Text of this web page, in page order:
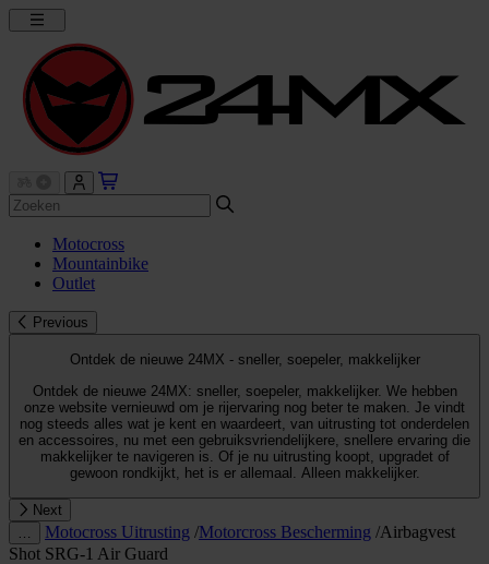
Motocross
Mountainbike
Outlet
Previous
Ontdek de nieuwe 24MX - sneller, soepeler, makkelijker
Ontdek de nieuwe 24MX: sneller, soepeler, makkelijker. We hebben
onze website vernieuwd om je rijervaring nog beter te maken. Je vindt
nog steeds alles wat je kent en waardeert, van uitrusting tot onderdelen
en accessoires, nu met een gebruiksvriendelijkere, snellere ervaring die
makkelijker te navigeren is. Of je nu uitrusting koopt, upgradet of
gewoon rondkijkt, het is er allemaal. Alleen makkelijker.
Next
Motocross Uitrusting /Motorcross Bescherming /Airbagvest
Shot SRG-1 Air Guard